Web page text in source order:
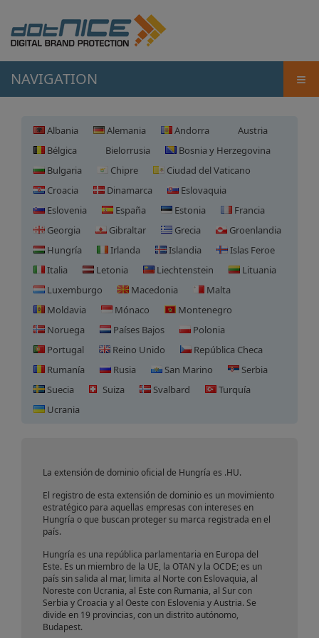
NAVIGATION ≡
Albania Alemania Andorra
Austria
Bélgica
Bielorrusia
Bosnia y Herzegovina
Bulgaria
Chipre
Ciudad del Vaticano
Croacia
Dinamarca
Eslovaquia
Eslovenia
España Estonia
Francia
Georgia
Gibraltar Grecia
Groenlandia
Hungría
Irlanda Islandia
Islas Feroe
Italia
Letonia Liechtenstein
Lituania
Luxemburgo
Macedonia
Malta
Moldavia
Mónaco
Montenegro
Noruega
Países Bajos
Polonia
Portugal
Reino Unido
República Checa
Rumanía
Rusia San Marino
Serbia
Suecia
Suiza Svalbard
Turquía
Ucrania
Registro de Dominio en
Hungría
La extensión de dominio oficial de Hungría es .HU.
El registro de esta extensión de dominio es un movimiento
estratégico para aquellas empresas con intereses en
Hungría o que buscan proteger su marca registrada en el
país.
Hungría es una república parlamentaria en Europa del
Este. Es un miembro de la UE, la OTAN y la OCDE; es un
país sin salida al mar, limita al Norte con Eslovaquia, al
Noreste con Ucrania, al Este con Rumania, al Sur con
Serbia y Croacia y al Oeste con Eslovenia y Austria. Se
divide en 19 provincias, con un distrito autónomo,
Budapest.